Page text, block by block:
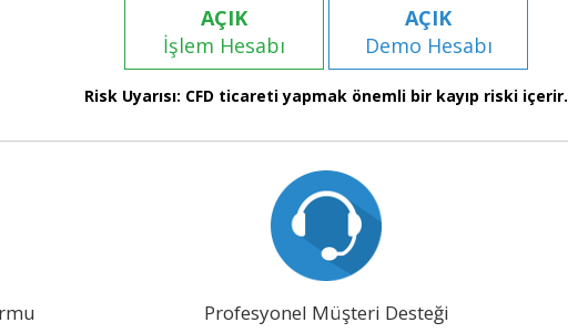
AÇIK
İşlem Hesabı
AÇIK
Demo Hesabı
Risk Uyarısı: CFD ticareti yapmak önemli bir kayıp riski içerir.
Profesyonel Müşteri Desteği